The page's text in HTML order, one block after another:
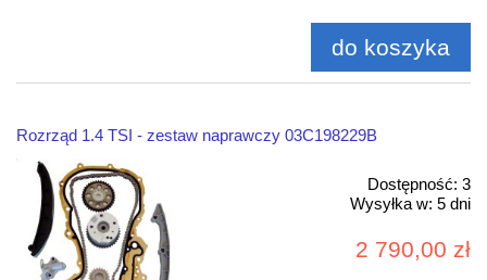
do koszyka
Rozrząd 1.4 TSI - zestaw naprawczy 03C198229B
Dostępność: 3
Wysyłka w: 5 dni
2 790,00 zł